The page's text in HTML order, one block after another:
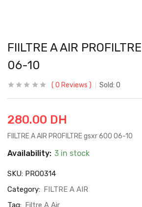
FIILTRE A AIR
06-10
0 Reviews Sold: 0
280.00 DH
FIILTRE A AIR PROFILTRE gsxr 600 06-10
Availability: 3 in stock
SKU: PRO0314
Category: FILTRE A AIR
Tag: Filtre A Air